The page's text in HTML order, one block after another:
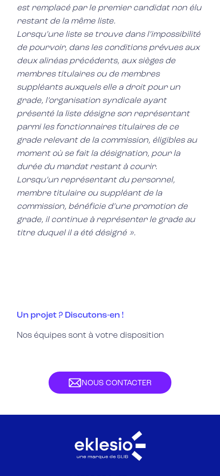
est remplacé par le premier candidat non élu
restant de la même liste.
Lorsqu’une liste se trouve dans l’impossibilité
de pourvoir, dans les conditions prévues aux
deux alinéas précédents, aux sièges de
membres titulaires ou de membres
suppléants auxquels elle a droit pour un
grade, l’organisation syndicale ayant
présenté la liste désigne son représentant
parmi les fonctionnaires titulaires de ce
grade relevant de la commission, éligibles au
moment où se fait la désignation, pour la
durée du mandat restant à courir.
Lorsqu’un représentant du personnel,
membre titulaire ou suppléant de la
commission, bénéficie d’une promotion de
grade, il continue à représenter le grade au
titre duquel il a été désigné ».
Un projet ? Discutons-en !
Nos équipes sont à votre disposition
NOUS CONTACTER